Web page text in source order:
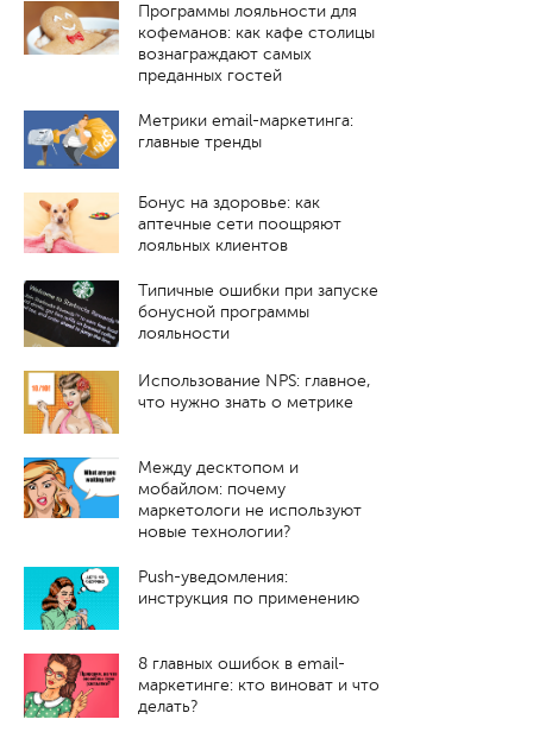
Программы лояльности для
кофеманов: как кафе столицы
вознаграждают самых
преданных гостей
Метрики email-маркетинга:
главные тренды
Бонус на здоровье: как
аптечные сети поощряют
лояльных клиентов
Типичные ошибки при запуске
бонусной программы
лояльности
Использование NPS: главное,
что нужно знать о метрике
Между десктопом и
мобайлом: почему
маркетологи не используют
новые технологии?
Push-уведомления:
инструкция по применению
8 главных ошибок в email-
маркетинге: кто виноват и что
делать?